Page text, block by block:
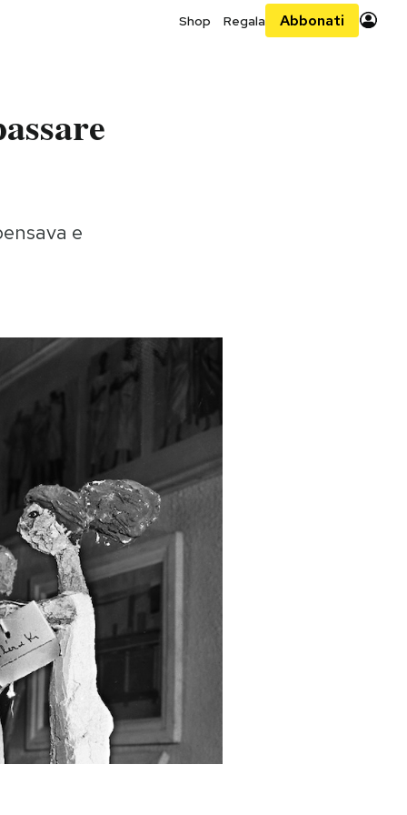
Shop Regala Abbonati
e